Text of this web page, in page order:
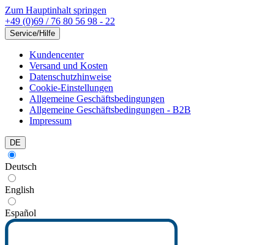
Zum Hauptinhalt springen
+49 (0)69 / 76 80 56 98 - 22
Service/Hilfe
Kundencenter
Versand und Kosten
Datenschutzhinweise
Cookie-Einstellungen
Allgemeine Geschäftsbedingungen
Allgemeine Geschäftsbedingungen - B2B
Impressum
DE
Deutsch
English
Español